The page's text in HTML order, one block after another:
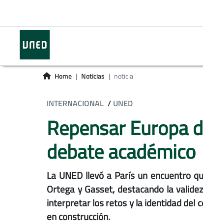
Home Noticias noticia
INTERNACIONAL / UNED
Repensar Europa
debate académico
La UNED llevó a París un encuentro
Ortega y Gasset, destacando la
interpretar los retos y la identidad del
en construcción.